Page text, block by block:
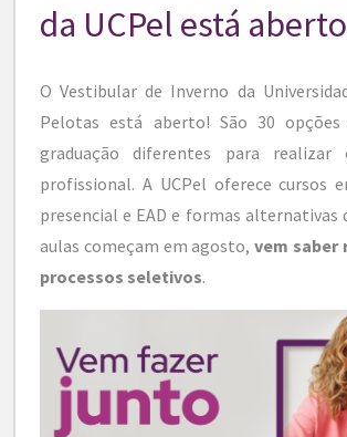
da UCPel está
O Vestibular de Inverno da
Pelotas está aberto! São 30 opções
graduação diferentes para
profissional. A UCPel oferece cursos
presencial e EAD e formas alternativas
aulas começam em agosto, vem saber
processos seletivos.